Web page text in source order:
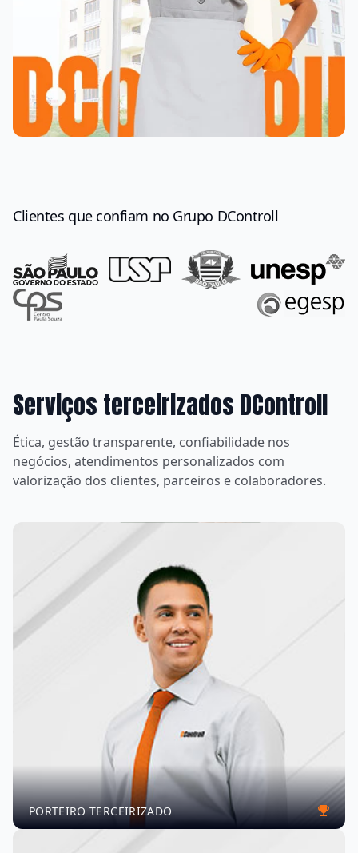
Clientes que confiam no Grupo DControll
Serviços terceirizados DControll
Ética, gestão transparente, confiabilidade nos
negócios, atendimentos personalizados com
valorização dos clientes, parceiros e colaboradores.
PORTEIRO TERCEIRIZADO